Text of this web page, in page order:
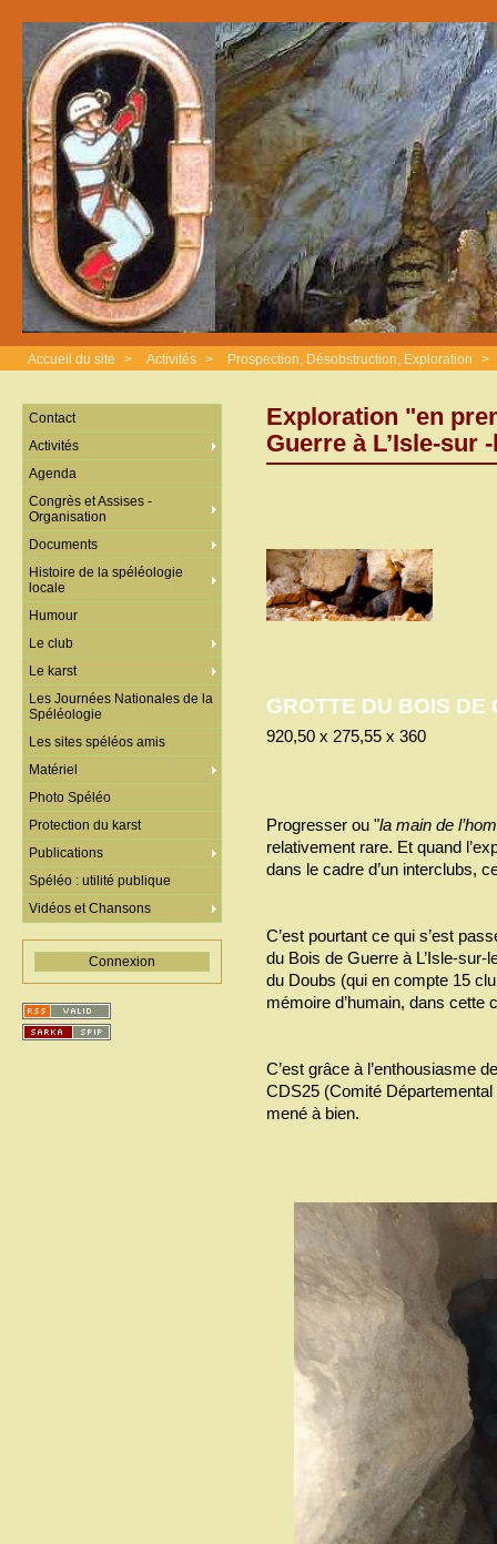
Accueil du site > Activités > Prospection, Désobstruction, Exploration >
Exploration "en
Guerre à L’Isle-sur
GROTTE DU BOIS DE
920,50 x 275,55 x 360
Progresser ou "la main de
relativement rare. Et quand
dans le cadre d’un interclubs,
C’est pourtant ce qui s’est
du Bois de Guerre à L’Isle-
du Doubs (qui en compte 15
mémoire d’humain, dans cette
C’est grâce à l’enthousiasme
CDS25 (Comité
mené à bien.
Contact
Activités
Agenda
Congrès et Assises -
Organisation
Documents
Histoire de la spéléologie
locale
Humour
Le club
Le karst
Les Journées Nationales de la
Spéléologie
Les sites spéléos amis
Matériel
Photo Spéléo
Protection du karst
Publications
Spéléo : utilité publique
Vidéos et Chansons
Connexion